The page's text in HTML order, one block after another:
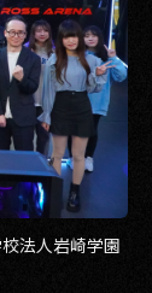
法人岩崎学園